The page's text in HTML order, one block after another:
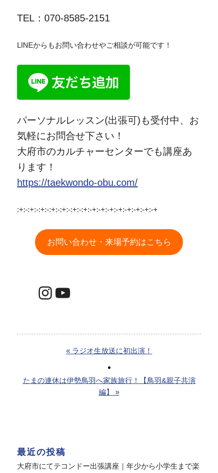
TEL：070-8585-2151
LINEからもお問い合わせやご相談が可能です！
パーソナルレッスン(出張可)も受付中、お
気軽にお問合せ下さい！
大府市のカルチャーセンターでも講座あ
ります！
https://taekwondo-obu.com/
:+:-:+:-:+:-:+:-:+:-:+:-:+:-+:-+:-+:-+:-+:-+:-+:-+
お問い合わせ・来場予約はこちら
Instagram
YouTube
« ラジオ生放送に初出演！
たまの連休は伊勢鳥羽へ家族旅行！【鳥羽&親子共演
編】 »
最近の投稿
大府市にてテコンドー出張講座｜年少から小学生まで楽